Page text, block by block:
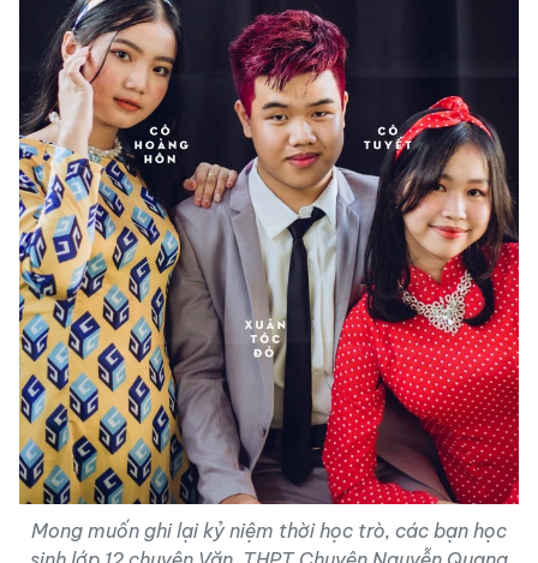
Mong muốn ghi lại kỷ niệm thời học trò, các bạn học